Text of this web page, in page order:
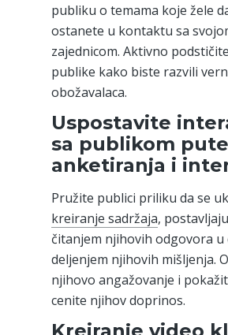
publiku o temama koje žele
ostanete u kontaktu sa
zajednicom. Aktivno
publike kako biste razvili
obožavalaca.
Uspostavite
sa publikom
anketiranja i
Pružite publici priliku da se
kreiranje sadržaja,
čitanjem njihovih odgovora u
deljenjem njihovih mišljenja.
njihovo angažovanje i
cenite njihov doprinos.